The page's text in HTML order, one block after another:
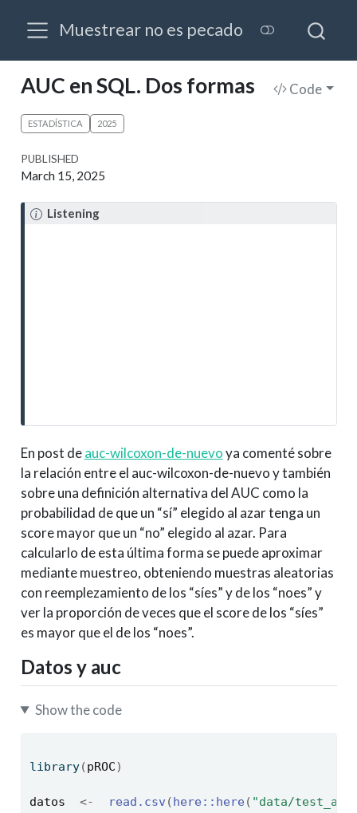
Muestrear no es pecado
AUC en SQL. Dos formas Code
ESTADÍSTICA 2025
PUBLISHED
March 15, 2025
Listening
En post deauc-wilcoxon-de-nuevoya comenté sobre
la relación entre el auc-wilcoxon-de-nuevo y también
sobre una definición alternativa del AUC como la
probabilidad de que un “sí” elegido al azar tenga un
score mayor que un “no” elegido al azar. Para
calcularlo de esta última forma se puede aproximar
mediante muestreo, obteniendo muestras aleatorias
con reemplezamiento de los “síes” y de los “noes” y
ver la proporción de veces que el score de los “síes”
es mayor que el de los “noes”.
Datos y auc
Show the code
library(pROC)
datos <- read.csv (here :: here ( "data/